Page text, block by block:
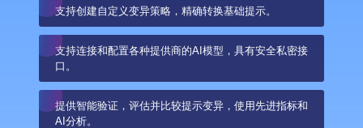
支持创建自定义变异策略，精确转换基础提示。
支持连接和配置各种提供商的AI模型，具有安全私密接
口。
提供智能验证，评估并比较提示变异，使用先进指标和
AI分析。